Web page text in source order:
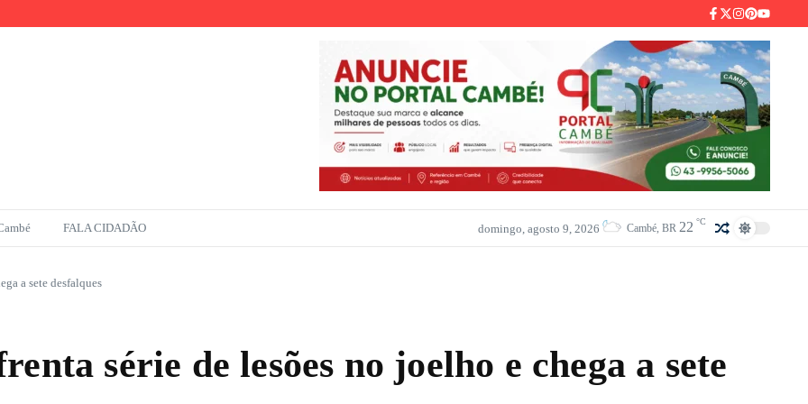
FALA CIDADÃO domingo, agosto 9, 2026 Cambé, BR 22 °C
a sete desfalques
série de lesões no joelho e chega a sete